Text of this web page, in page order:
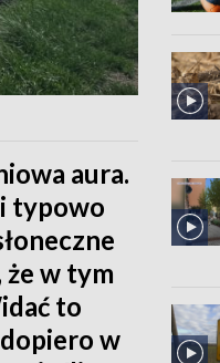
aura.
typowo
w tym
to
w